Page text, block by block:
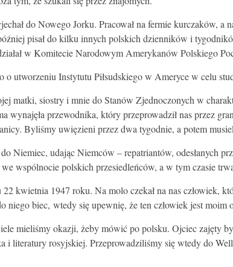
do Nowego Jorku. Pracował na fermie kurczaków, a
pisał do kilku innych polskich dzienników i
w Komitecie Narodowym Amerykanów Polskiego
utworzeniu Instytutu Piłsudskiego w Ameryce w celu
matki, siostry i mnie do Stanów Zjednoczonych w
przewodnika, który przeprowadził nas przez
Byliśmy uwięzieni przez dwa tygodnie, a potem
Niemiec, udając Niemców – repatriantów, odesłanych
wspólnocie polskich przesiedleńców, a w tym czasie
kwietnia 1947 roku. Na molo czekał na nas człowiek,
niego biec, wtedy się upewnię, że ten człowiek jest moim
mieliśmy okazji, żeby mówić po polsku. Ojciec zajęty
i literatury rosyjskiej. Przeprowadziliśmy się wtedy do